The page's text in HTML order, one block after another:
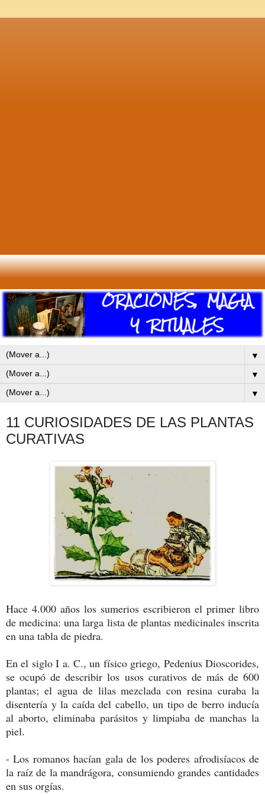
▼
▼
▼
11 CURIOSIDADES DE LAS PLANTAS
CURATIVAS
Hace 4.000 años los sumerios escribieron el primer libro
de medicina: una larga lista de plantas medicinales inscrita
en una tabla de piedra.
En el siglo I a. C., un físico griego, Pedenius Dioscorides,
se ocupó de describir los usos curativos de más de 600
plantas; el agua de lilas mezclada con resina curaba la
disentería y la caída del cabello, un tipo de berro inducía
al aborto, eliminaba parásitos y limpiaba de manchas la
piel.
- Los romanos hacían gala de los poderes afrodisíacos de
la raíz de la mandrágora, consumiendo grandes cantidades
en sus orgías.